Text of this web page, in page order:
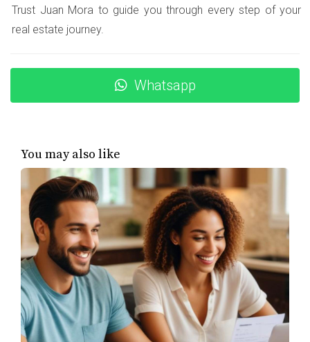
Esteban, un joven profesional en Miami, comenzó su
carrera laboral con varios trabajos temporales en
la flexibilidad, se dio cuenta de que su historial laboral
no era lo suficientemente sólido para calificar para un
préstamo hipotecario. Después de investigar y hablar con
antes de solicitar el préstamo. Esta estrategia le permitió
presentar un historial laboral más consistente, lo que
finalmente resultó en la aprobación del préstamo que
necesitaba para comprar su primera casa.
Caso de Laura: Superando obstáculos
laborales
Laura trabajaba como asistente administrativa en una
empresa temporal. A pesar de sus esfuerzos y
habilidades excepcionales, se encontró con dificultades
Trust Juan Mora to guide you through every step of your
real estate journey.
Whatsapp
You may also like